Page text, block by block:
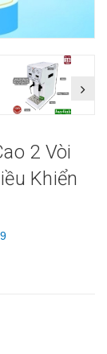
2 Vòi
Khiển